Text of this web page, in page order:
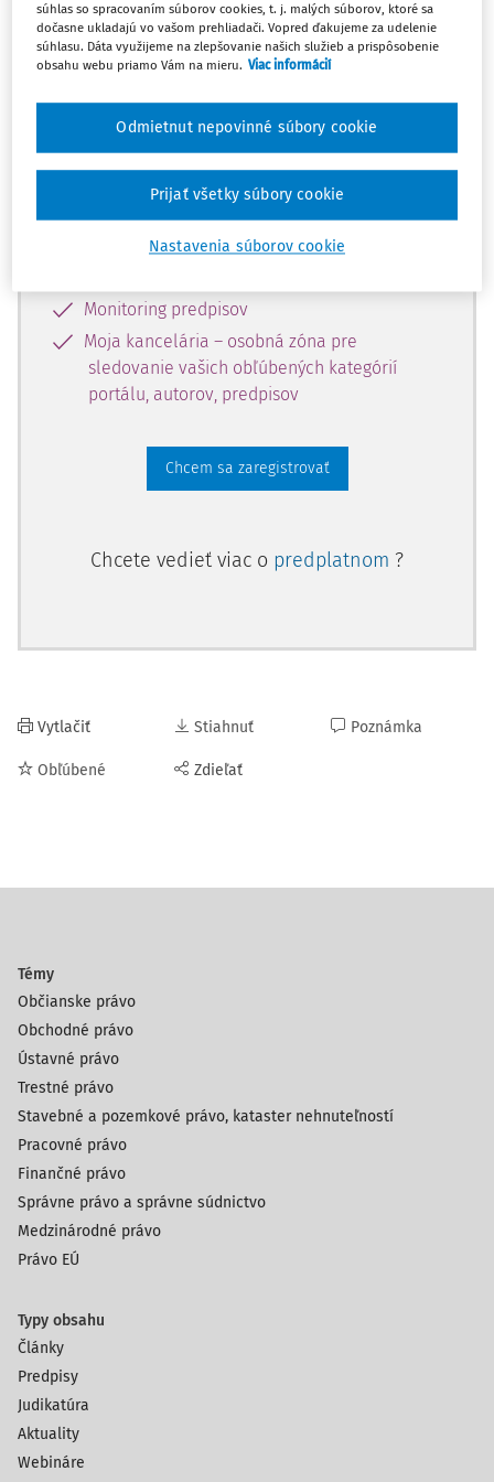
dostupný predplatiteľom portálu.
obsahu a získajte prístup na 10 dní
zdarma, stačí sa len zaregistrovať.
Vďaka registrácii získate prístup aj k
vybranému obsahu:
Monitoring predpisov
Moja kancelária – osobná zóna pre
sledovanie vašich obľúbených kategórií
portálu, autorov, predpisov
Chcem sa zaregistrovať
Chcete vedieť viac o predplatnom ?
Vytlačiť
Obľúbené
Stiahnuť
Zdieľať
Poznámka
Témy
Občianske právo
Obchodné právo
Ústavné právo
Trestné právo
Stavebné a pozemkové právo, kataster nehnuteľností
Pracovné právo
Finančné právo
Správne právo a správne súdnictvo
Medzinárodné právo
Právo EÚ
Typy obsahu
Články
Predpisy
Judikatúra
Aktuality
Webináre
súhlas so spracovaním súborov cookies, t. j. malých súborov, ktoré sa
dočasne ukladajú vo vašom prehliadači. Vopred ďakujeme za udelenie
súhlasu. Dáta využijeme na zlepšovanie našich služieb a prispôsobenie
obsahu webu priamo Vám na mieru. Viac informácií
Nastavenia súborov cookie
Odmietnut nepovinné súbory cookie
Prijať všetky súbory cookie